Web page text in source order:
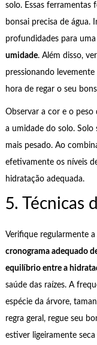
solo. Essas ferramentas
bonsai precisa de água.
profundidades para uma
umidade. Além disso,
pressionando
hora de regar o seu
Observar a cor e o
a umidade do solo. Solo
mais pesado. Ao
efetivamente os níveis
hidratação adequada.
5. Técnicas
Verifique regularmente a
cronograma adequado
equilíbrio entre a
saúde das raízes. A
espécie da árvore,
regra geral, regue seu
estiver ligeiramente